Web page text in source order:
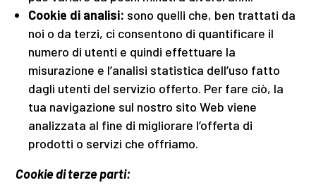
Cookie di analisi: sono quelli che, ben trattati da
noi o da terzi, ci consentono di quantificare il
numero di utenti e quindi effettuare la
misurazione e l’analisi statistica dell’uso fatto
dagli utenti del servizio offerto. Per fare ciò, la
tua navigazione sul nostro sito Web viene
analizzata al fine di migliorare l’offerta di
prodotti o servizi che offriamo.
Cookie di terze parti: